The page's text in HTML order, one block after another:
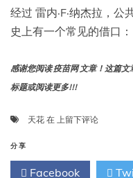
试
验
经过 雷内·F·纳杰拉，
史上有一个常见的借口
感谢您阅读 疫苗网 文章！这篇
标题或阅读更多!!!
天花 在 被
的
儿
上留下评论
分享
Facebook